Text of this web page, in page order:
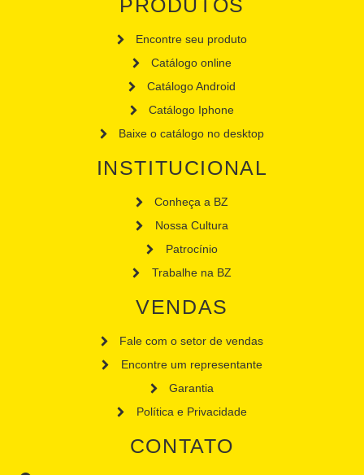
PRODUTOS
Encontre seu produto
Catálogo online
Catálogo Android
Catálogo Iphone
Baixe o catálogo no desktop
INSTITUCIONAL
Conheça a BZ
Nossa Cultura
Patrocínio
Trabalhe na BZ
VENDAS
Fale com o setor de vendas
Encontre um representante
Garantia
Política e Privacidade
CONTATO